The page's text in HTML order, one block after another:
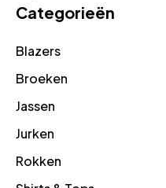
Categorieën
Blazers
Broeken
Jassen
Jurken
Rokken